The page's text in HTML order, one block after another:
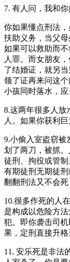
7. 有人问，我和
你如果懂点刑法
扶助义务，当父
如果可以救助而
人罪。而女朋友
了结婚证，就另
领了证再来问这
小孩同时落水，应
8.这两年很多人放
人。如果你获利
9.小偷入室盗窃被
划了两刀，被抓
徒刑、拘役或管
有期徒刑无期徒
翻翻刑法又不会死
10.很多作死的人
是构成以危险方
犯。即你袭击司
果，定刑直接升格
11. 安乐死是非法